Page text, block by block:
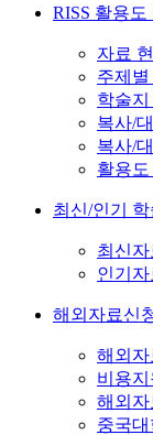
RISS 활용도
자료
주제
학술
복사/
복사/
활용도
최신/인기 학
최신자
인기자
해외자료신
해외자
비용
해외자
중국